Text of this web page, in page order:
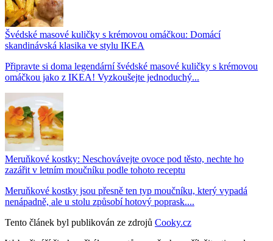
Švédské masové kuličky s krémovou omáčkou: Domácí
skandinávská klasika ve stylu IKEA
Připravte si doma legendární švédské masové kuličky s krémovou
omáčkou jako z IKEA! Vyzkoušejte jednoduchý...
Meruňkové kostky: Neschovávejte ovoce pod těsto, nechte ho
zazářit v letním moučníku podle tohoto receptu
Meruňkové kostky jsou přesně ten typ moučníku, který vypadá
nenápadně, ale u stolu způsobí hotový poprask....
Tento článek byl publikován ze zdrojů Cooky.cz